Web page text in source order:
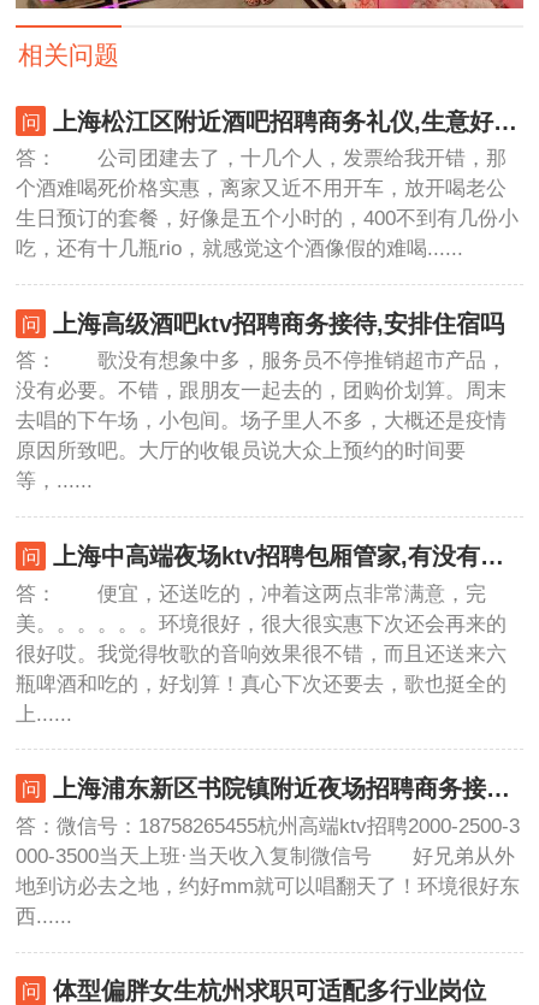
相关问题
上海松江区附近酒吧招聘商务礼仪,生意好好上班的
答： 公司团建去了，十几个人，发票给我开错，那
个酒难喝死价格实惠，离家又近不用开车，放开喝老公
生日预订的套餐，好像是五个小时的，400不到有几份小
吃，还有十几瓶rio，就感觉这个酒像假的难喝......
上海高级酒吧ktv招聘商务接待,安排住宿吗
答： 歌没有想象中多，服务员不停推销超市产品，
没有必要。不错，跟朋友一起去的，团购价划算。周末
去唱的下午场，小包间。场子里人不多，大概还是疫情
原因所致吧。大厅的收银员说大众上预约的时间要
等，......
上海中高端夜场ktv招聘包厢管家,有没有技能培训
答： 便宜，还送吃的，冲着这两点非常满意，完
美。。。。。。环境很好，很大很实惠下次还会再来的
很好哎。我觉得牧歌的音响效果很不错，而且还送来六
瓶啤酒和吃的，好划算！真心下次还要去，歌也挺全的
上......
上海浦东新区书院镇附近夜场招聘商务接待,(不压工资待遇好的)
答：微信号：18758265455杭州高端ktv招聘2000-2500-3
000-3500当天上班·当天收入复制微信号 好兄弟从外
地到访必去之地，约好mm就可以唱翻天了！环境很好东
西......
体型偏胖女生杭州求职可适配多行业岗位